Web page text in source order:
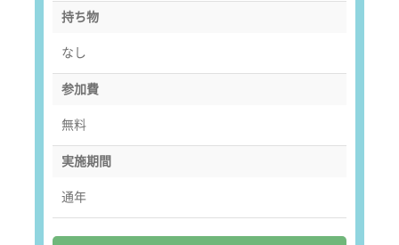
持ち物
なし
参加費
無料
実施期間
通年